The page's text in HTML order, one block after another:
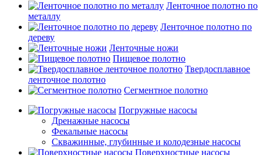
Ленточное полотно по
металлу
Ленточное полотно по
дереву
Ленточные ножи
Пищевое полотно
Твердосплавное
ленточное полотно
Сегментное полотно
Погружные насосы
Дренажные насосы
Фекальные насосы
Скважинные, глубинные и колодезные насосы
Поверхностные насосы